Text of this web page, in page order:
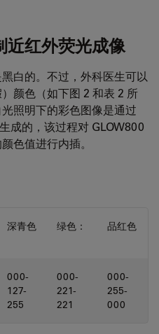
近红外荧光成像
白的。不过，外科医生可以
颜色（如下图 2 和表 2 所
照明下的彩色图像是通过
成的，该过程对 GLOW800
色值进行内插。
深青色 绿色： 品红色
000-
127-
255
000-
221-
221
000-
255-
000